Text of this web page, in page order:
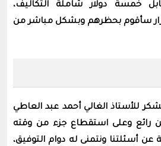
خمسة دولار شاملة التكاليف،
سأقوم بحظرهم وبشكل مباشر من
للأستاذ الغالي أحمد عبد العاطي
من رائع وعلى استقطاع جزء من وقته
عن أسئلتنا ونتمنى له دوام التوفيق،